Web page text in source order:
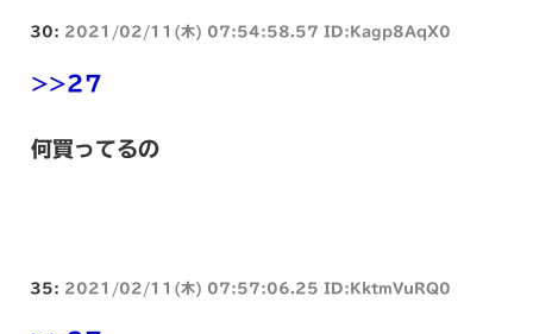
30: 2021/02/11(木) 07:54:58.57 ID:Kagp8AqX0
>>27
何買ってるの
35: 2021/02/11(木) 07:57:06.25 ID:KktmVuRQ0